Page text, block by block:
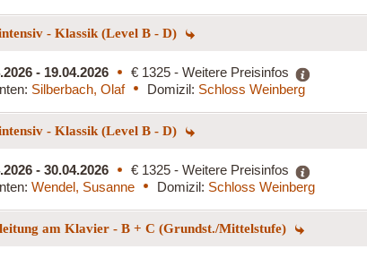
- Klassik (Level B - D)
- 19.04.2026
€ 1325 - Weitere Preisinfos
Silberbach, Olaf Domizil: Schloss Weinberg
- Klassik (Level B - D)
- 30.04.2026
€ 1325 - Weitere Preisinfos
Wendel, Susanne Domizil: Schloss Weinberg
am Klavier - B + C (Grundst./Mittelstufe)